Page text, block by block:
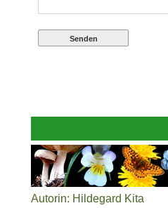
Autorin: Hildegard Kita